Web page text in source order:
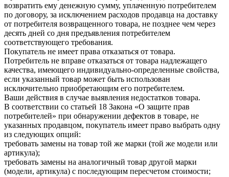
возвратить ему денежную сумму, уплаченную потребителем
по договору, за исключением расходов продавца на доставку
от потребителя возвращенного товара, не позднее чем через
десять дней со дня предъявления потребителем
соответствующего требования.
Покупатель не имеет права отказаться от товара.
Потребитель не вправе отказаться от товара надлежащего
качества, имеющего индивидуально-определенные свойства,
если указанный товар может быть использован
исключительно приобретающим его потребителем.
Ваши действия в случае выявления недостатков товара.
В соответствии со статьей 18 Закона «О защите прав
потребителей» при обнаружении дефектов в товаре, не
указанных продавцом, покупатель имеет право выбрать одну
из следующих опций:
требовать замены на товар той же марки (той же модели или
артикула);
требовать замены на аналогичный товар другой марки
(модели, артикула) с последующим пересчетом стоимости;